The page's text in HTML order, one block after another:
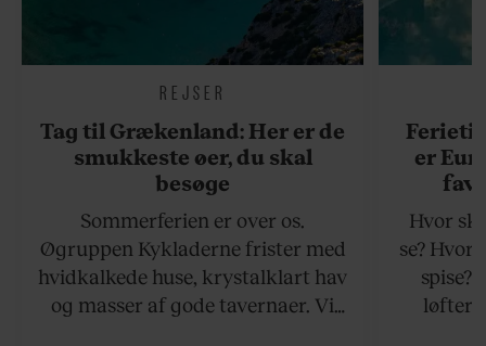
REJSER
Tag til Grækenland: Her er de
smukkeste øer, du skal
besøge
Sommerferien er over os.
Øgruppen Kykladerne frister med
hvidkalkede huse, krystalklart hav
og masser af gode tavernaer. Vi
er
Hvor
se? Hvor
spise?
løfter